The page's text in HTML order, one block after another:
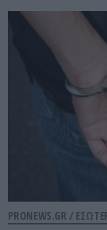
PRONEWS.GR /